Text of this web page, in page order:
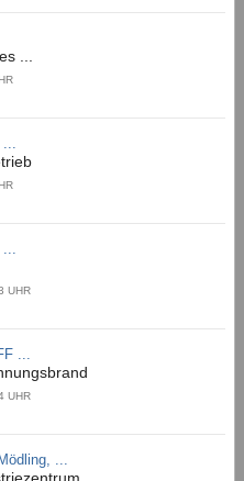
...
UHR
...
UHR
...